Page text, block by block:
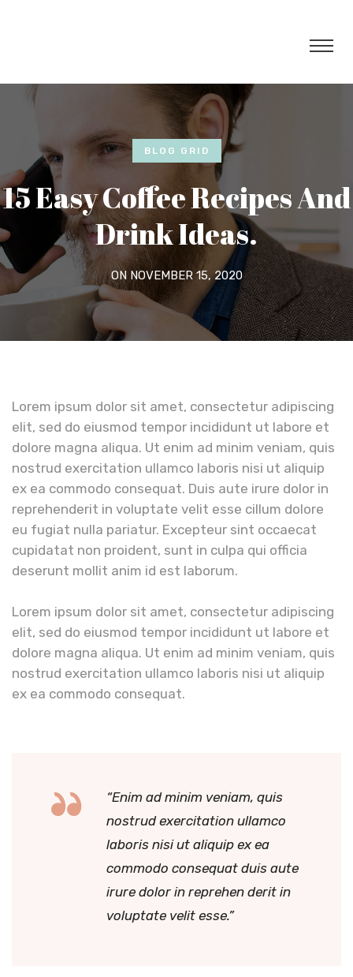
BLOG GRID
15 Easy Coffee Recipes And
Drink Ideas.
ON NOVEMBER 15, 2020
Lorem ipsum dolor sit amet, consectetur adipiscing
elit, sed do eiusmod tempor incididunt ut labore et
dolore magna aliqua. Ut enim ad minim veniam, quis
nostrud exercitation ullamco laboris nisi ut aliquip
ex ea commodo consequat. Duis aute irure dolor in
reprehenderit in voluptate velit esse cillum dolore
eu fugiat nulla pariatur. Excepteur sint occaecat
cupidatat non proident, sunt in culpa qui officia
deserunt mollit anim id est laborum.
Lorem ipsum dolor sit amet, consectetur adipiscing
elit, sed do eiusmod tempor incididunt ut labore et
dolore magna aliqua. Ut enim ad minim veniam, quis
nostrud exercitation ullamco laboris nisi ut aliquip
ex ea commodo consequat.
“Enim ad minim veniam, quis
nostrud exercitation ullamco
laboris nisi ut aliquip ex ea
commodo consequat duis aute
irure dolor in reprehen derit in
voluptate velit esse.”